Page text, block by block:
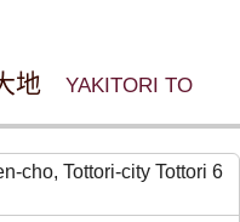
地
YAKITORI TO
cho, Tottori-city Tottori 6